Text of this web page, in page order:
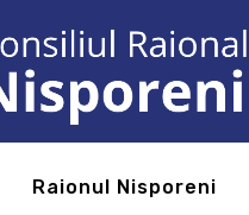
Raionul Nisporeni